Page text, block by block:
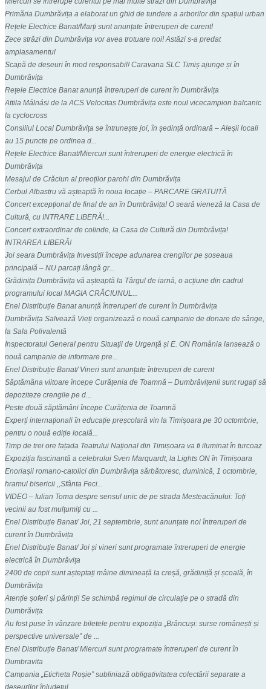
Primăria Dumbrăvița a elaborat un ghid de tundere a arborilor din spațiul urban
Rețele Electrice Banat/Marți sunt anunțate întreruperi de curent!
Zece străzi din Dumbrăvița vor avea trotuare noi! Astăzi s-a predat
amplasamentul
Scapă de deșeuri în mod responsabil! Caravana SLC Timiș ajunge și în
Dumbrăvița
Rețele Electrice Banat anunță întreruperi de curent în Dumbrăvița
Attila Málnási de la ACS Velocitas Dumbrăvița este noul vicecampion balcanic
la cyclocross
Consiliul Local Dumbrăvița se întrunește joi, în ședință ordinară – Aleșii locali
au 15 puncte pe ordinea d...
Rețele Electrice Banat/Miercuri sunt întreruperi de energie electrică în
Dumbrăvița
Mesajul de Crăciun al preoților parohi din Dumbrăvița
Cerbul Albastru vă așteaptă în noua locație – PARCARE GRATUITĂ
Concert excepțional de final de an în Dumbrăvița! O seară vieneză la Casa de
Cultură, cu INTRARE LIBERĂ!...
Concert extraordinar de colinde, la Casa de Cultură din Dumbrăvița!
INTRAREA LIBERĂ!
Joi seara Dumbrăvița Investiții începe adunarea crengilor pe șoseaua
principală – NU parcați lângă gr...
Grădinița Dumbrăvița vă așteaptă la Târgul de iarnă, o acțiune din cadrul
programului local MAGIA CRĂCIUNUL...
Enel Distribuție Banat anunță întreruperi de curent în Dumbrăvița
Dumbrăvița Salvează Vieți organizează o nouă campanie de donare de sânge,
la Sala Polivalentă
Inspectoratul General pentru Situații de Urgență și E. ON România lansează o
nouă campanie de informare pre...
Enel Distribuție Banat/ Vineri sunt anunțate întreruperi de curent
Săptămâna viitoare începe Curățenia de Toamnă – Dumbrăvițenii sunt rugați să
depoziteze crengile pe d...
Peste două săptămâni începe Curățenia de Toamnă
Experți internaționali în educație preșcolară vin la Timișoara pe 30 octombrie,
pentru o nouă ediție locală...
Timp de trei ore fațada Teatrului Național din Timișoara va fi iluminat în turcoaz
Expoziția fascinantă a celebrului Sven Marquardt, la Lights ON în Timișoara
Enoriașii romano-catolici din Dumbrăvița sărbătoresc, duminică, 1 octombrie,
hramul bisericii ,,Sfânta Feci...
VIDEO – Iulian Toma despre sensul unic de pe strada Mesteacănului: Toți
vecinii au fost mulțumiți cu ...
Enel Distribuție Banat/ Joi, 21 septembrie, sunt anunțate noi întreruperi de
curent în Dumbrăvița
Enel Distribuție Banat/ Joi și vineri sunt programate întreruperi de energie
electrică în Dumbrăvița
2400 de copii sunt așteptați mâine dimineață la creșă, grădiniță și școală, în
Dumbrăvița
Atenție șoferi și părinți! Se schimbă regimul de circulație pe o stradă din
Dumbrăvița
Au fost puse în vânzare biletele pentru expoziția „Brâncuși: surse românești și
perspective universale” de ...
Enel Distribuție Banat/ Miercuri sunt programate întreruperi de curent în
Dumbravita
Campania „Eticheta Roșie” subliniază obligativitatea colectării separate a
deșeurilor înjudețul...